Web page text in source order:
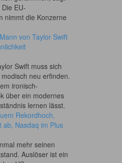
EU-
nimmt die Konzerne
von Taylor Swift
Swift muss sich
neu erfinden.
ironisch-
über ein modernes
lernen lässt.
Rekordhoch,
ab, Nasdaq im Plus
mehr seinen
Auslöser ist ein